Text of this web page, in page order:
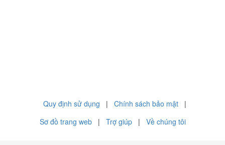
Quy định sử dụng | Chính sách bảo mật
|
Sơ đồ trang web
| Trợ giúp | Về chúng tôi